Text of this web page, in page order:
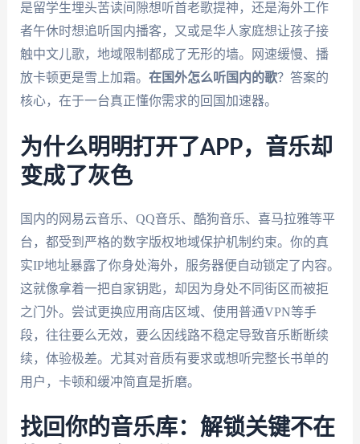
是留学生埋头苦读间隙想听首老歌提神，还是海外工作
者午休时想追听国内播客，又或是华人家庭想让孩子接
触中文儿歌，地域限制都成了无形的墙。网速缓慢、播
放卡顿更是雪上加霜。 在国外怎么听国内的歌？答案的
核心，在于一台真正懂你需求的回国加速器。
为什么明明打开了APP，音乐却
变成了灰色
国内的网易云音乐、QQ音乐、酷狗音乐、喜马拉雅等平
台，都受到严格的数字版权地域保护机制约束。你的真
实IP地址暴露了你身处海外，服务器便自动锁定了内容。
这就像拿着一把自家钥匙，却因为身处不同街区而被拒
之门外。尝试更换应用商店区域、使用普通VPN等手
段，往往要么无效，要么因线路不稳定导致音乐断断续
续，体验极差。尤其对音质有要求或想听完整长书单的
用户，卡顿和缓冲简直是折磨。
找回你的音乐库：解锁关键不在